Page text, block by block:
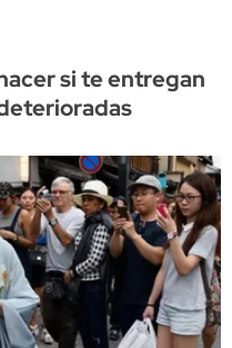
si te entregan